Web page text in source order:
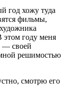
год хожу туда
фильмы,
этом году меня
— своей
решимостью
смотрю его